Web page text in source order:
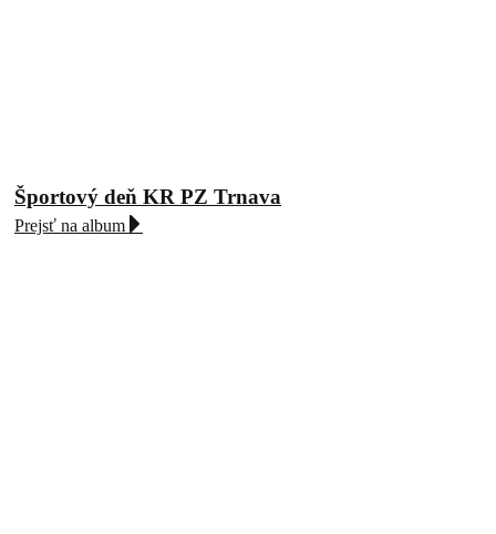
Športový deň KR PZ Trnava
Prejsť na album